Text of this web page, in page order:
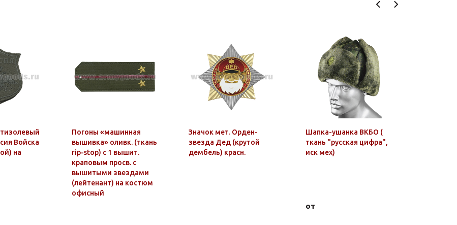
Войска
на
Погоны «машинная
вышивка» оливк. (ткань
rip-stop) c 1 вышит.
краповым просв. с
вышитыми звездами
(лейтенант) на костюм
офисный
Значок мет. Орден-
звезда Дед (крутой
дембель) красн.
Шапка-ушанка ВКБО (
ткань "русская цифра",
иск мех)
от